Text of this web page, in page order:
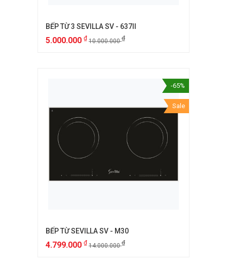
BẾP TỪ 3 SEVILLA SV - 637II
5.000.000 ₫ 10.000.000₫
-65%
Sale
BẾP TỪ SEVILLA SV - M30
4.799.000 ₫ 14.000.000₫